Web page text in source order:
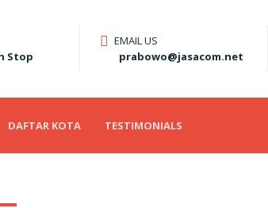
Stop
EMAIL US
prabowo@jasacom.net
DAFTAR KOTA TESTIMONIALS